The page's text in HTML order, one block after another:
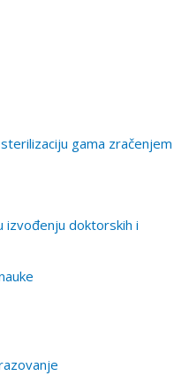
gama zračenjem
izvođenju doktorskih i